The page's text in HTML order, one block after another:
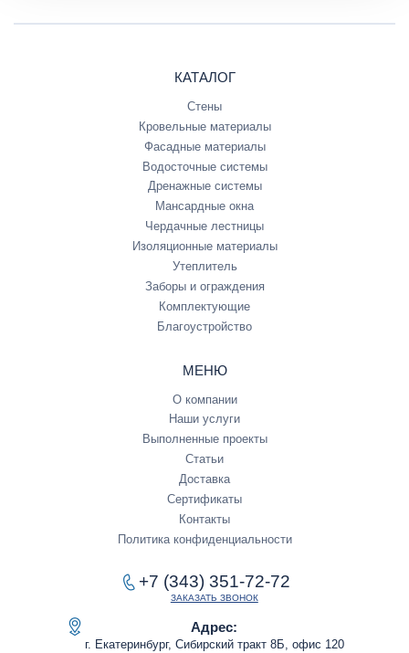
КАТАЛОГ
Стены
Кровельные материалы
Фасадные материалы
Водосточные системы
Дренажные системы
Мансардные окна
Чердачные лестницы
Изоляционные материалы
Утеплитель
Заборы и ограждения
Комплектующие
Благоустройство
МЕНЮ
О компании
Наши услуги
Выполненные проекты
Статьи
Доставка
Сертификаты
Контакты
Политика конфиденциальности
+7 (343) 351-72-72
ЗАКАЗАТЬ ЗВОНОК
Адрес:
г. Екатеринбург, Сибирский тракт 8Б, офис 120